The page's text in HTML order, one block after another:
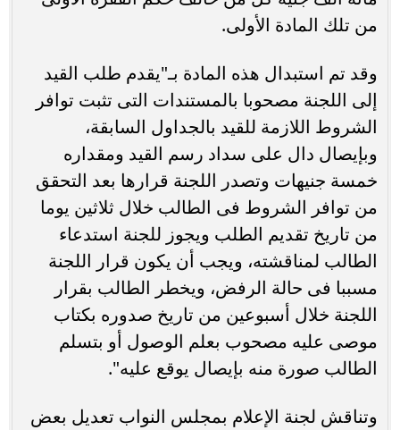
من تلك المادة الأولى.
وقد تم استبدال هذه المادة بـ"يقدم طلب القيد
إلى اللجنة مصحوبا بالمستندات التى تثبت توافر
الشروط اللازمة للقيد بالجداول السابقة،
وبإيصال دال على سداد رسم القيد ومقداره
خمسة جنيهات وتصدر اللجنة قرارها بعد التحقق
من توافر الشروط فى الطالب خلال ثلاثين يوما
من تاريخ تقديم الطلب ويجوز للجنة استدعاء
الطالب لمناقشته، ويجب أن يكون قرار اللجنة
مسببا فى حالة الرفض، ويخطر الطالب بقرار
اللجنة خلال أسبوعين من تاريخ صدوره بكتاب
موصى عليه مصحوب بعلم الوصول أو بتسلم
الطالب صورة منه بإيصال يوقع عليه".
وتناقش لجنة الإعلام بمجلس النواب تعديل بعض